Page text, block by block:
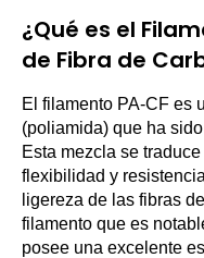
¿Qué es el
de Fibra de
El filamento PA-CF es
(poliamida) que ha
Esta mezcla se
flexibilidad y
ligereza de las fibras
filamento que es
posee una excelente